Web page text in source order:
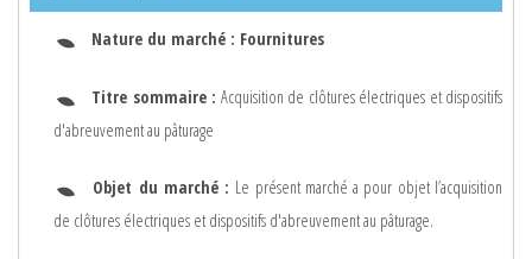
Nature du marché : Fournitures
Titre sommaire : Acquisition de clôtures électriques et dispositifs
d'abreuvement au pâturage
Objet du marché : Le présent marché a pour objet l’acquisition
de clôtures électriques et dispositifs d'abreuvement au pâturage.